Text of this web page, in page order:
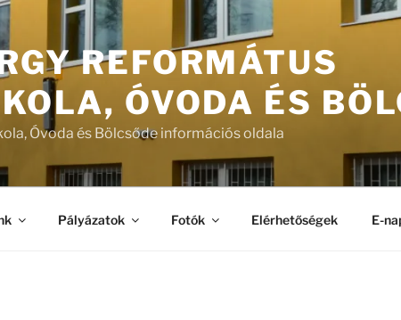
REFORMÁTUS
ÓVODA ÉS
Óvoda és Bölcsőde információs oldala
Pályázatok Fotók Elérhetőségek E-